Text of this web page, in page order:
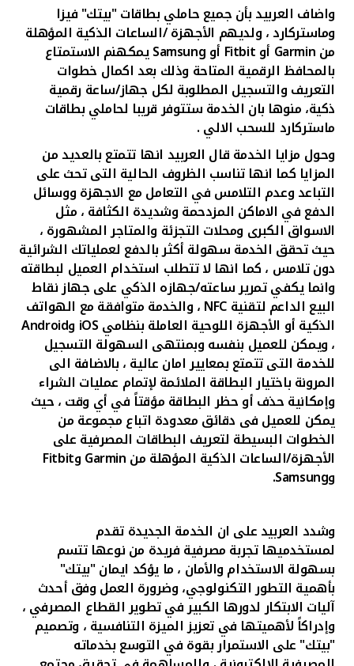
واضاف العربيد بأن جميع حاملي بطاقات "بيتك" فيزا
وماستركارد ، ولديهم الأجهزة /الساعات الذكية المؤهلة
منGarmin أوFitbit أوSamsungيمكهنم الاستمتاع
بالمحافظ الرقمية المتاحة وذلك بعد اكمال خطوات
التعريف والتسجيل المطلوبة لكل جهاز/ساعة رقمية
ذكية، منوها بان الخدمة ستتوفر قريبا لحاملي بطاقات
ماستركارد للسحب الالي .
وحول مزايا الخدمة قال العربيد انها تتمتع بالعديد من
المزايا كما انها تناسب الظروف الحالية التى تحث على
التباعد وعدم التلامس في التعامل مع الاجهزة ووسائل
الدفع في الاماكن المزدحمة وشديدة الكثافة ، مثل
الاسواق الكبرى ومحلات التجزئة والمتاجر المشهورة ،
حيث تحقق الخدمة سهولة أكثر بالدفع لعملياتك الشرائية
دون تلامس ، كما انها لا تتطلب استخدام العميل لبطاقته
وانما يكفي تمرير ساعته/جهازه الذكي على جهاز نقاط
البيع الداعم لتقنيةNFC، والخدمة متوافقة مع الهواتف
الذكية أو الأجهزة اللوحية العاملة بنظامي وAndroid
، ويمكن للعميل بنفسه وبمنتهى السهولة التسجيل
للخدمة التى تتمتع بمعايير امان عالية ، بالاضافة الى
المرونة باختيار البطاقة الملائمة لإتمام عمليات الشراء
وإمكانية حذف أو حظر البطاقة مؤقتاً في أي وقت ، حيث
يمكن للعميل فى دقائق معدودة اتباع مجموعة من
الخطوات البسيطة لتعريف البطاقات المصرفية على
الأجهزة/الساعات الذكية المؤهلة منGarminوFitbit
وSamsung
.
وشدد العربيد على ان الخدمة الجديدة تقدم
لمستخدميها تجربة مصرفية فريدة من نوعها تتسم
بسهولة الاستخدام والأمان ، ما يؤكد ايمان "بيتك"
بأهمية التطور التكنولوجي، وضرورة العمل وفق أحدث
آليات الابتكار لدورها الكبير في تطوير القطاع المصرفي ،
وإدراكاً لأهميتها في تعزيز الميزة التنافسية ، وتصميم
"بيتك" على الاستمرار بقوة في التوسع بخدماته